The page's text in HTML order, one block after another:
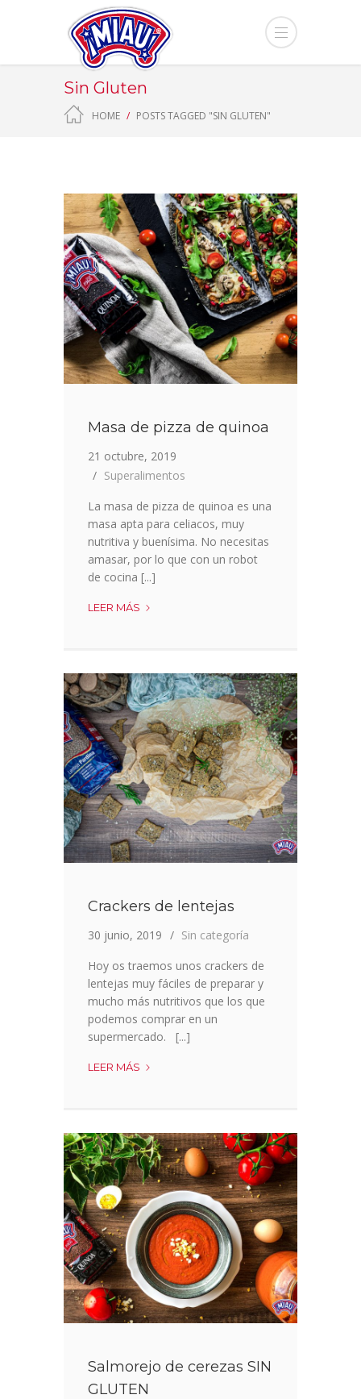
Sin Gluten
HOME POSTS TAGGED "SIN GLUTEN"
Masa de pizza de quinoa
21 octubre, 2019
Superalimentos
La masa de pizza de quinoa es una
masa apta para celiacos, muy
nutritiva y buenísima. No necesitas
amasar, por lo que con un robot
de cocina [...]
LEER MÁS
QUINOA
Crackers de lentejas
30 junio, 2019
Sin categoría
Hoy os traemos unos crackers de
lentejas muy fáciles de preparar y
mucho más nutritivos que los que
podemos comprar en un
supermercado. [...]
LEER MÁS
Salmorejo de cerezas SIN
GLUTEN